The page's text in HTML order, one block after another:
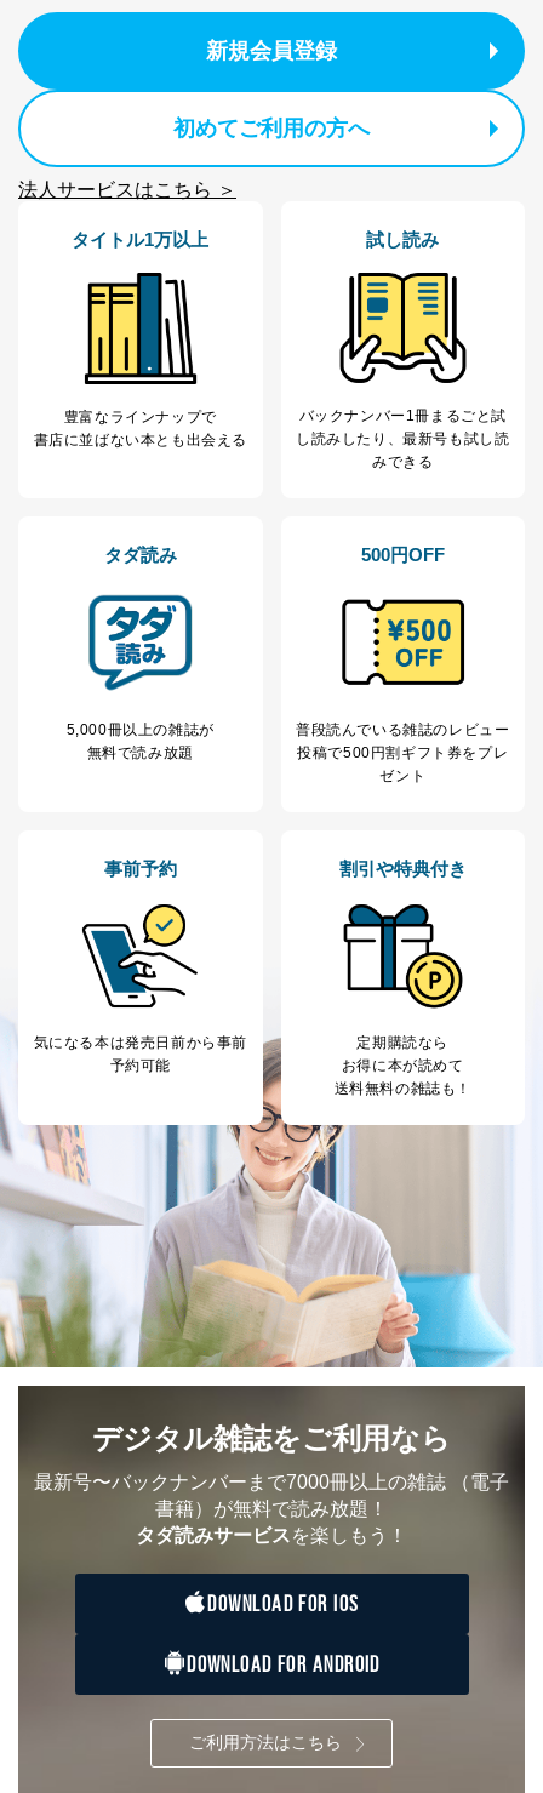
新規会員登録
初めてご利用の方へ
法人サービスはこちら ＞
タイトル1万以上
豊富なラインナップで
書店に並ばない本とも出会える
試し読み
バックナンバー1冊まるごと試
し読み したり、最新号も試し読
みできる
タダ読み
5,000冊以上の雑誌が
無料で読み放題
500円OFF
普段読んでいる雑誌のレビュー
投稿で500円割ギフト券をプレ
ゼント
事前予約
気になる本は発売日前から事前
予約可能
割引や特典付き
定期購読なら
お得に本が読めて
送料無料の雑誌も！
デジタル雑誌をご利用なら
最新号〜バックナンバーまで7000冊以上の雑誌 （電子
書籍）が無料で読み放題！
タダ読みサービスを楽しもう！
DOWNLOAD FOR IOS
DOWNLOAD FOR ANDROID
ご利用方法はこちら